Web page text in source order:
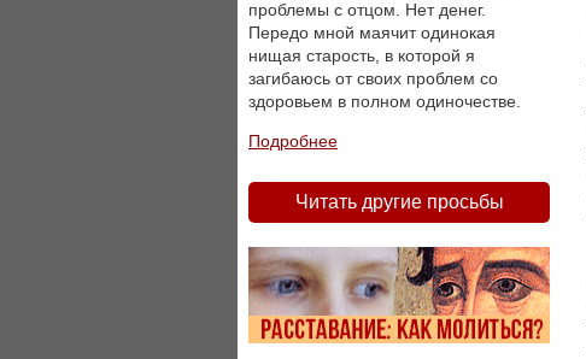
проблемы с отцом. Нет денег.
Передо мной маячит одинокая
нищая старость, в которой я
загибаюсь от своих проблем со
здоровьем в полном одиночестве.
Подробнее
Читать другие просьбы